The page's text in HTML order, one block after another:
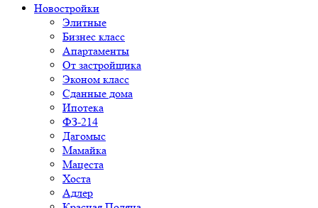
Новостройки
Элитные
Бизнес класс
Апартаменты
От застройщика
Эконом класс
Сданные дома
Ипотека
ФЗ-214
Дагомыс
Мамайка
Мацеста
Хоста
Адлер